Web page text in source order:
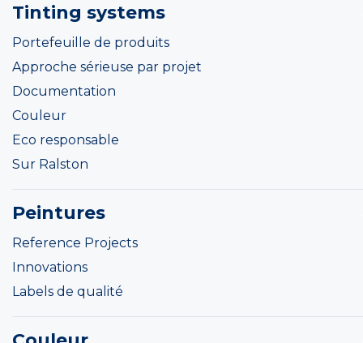
Tinting systems
Portefeuille de produits
Approche sérieuse par projet
Documentation
Couleur
Eco responsable
Sur Ralston
Peintures
Reference Projects
Innovations
Labels de qualité